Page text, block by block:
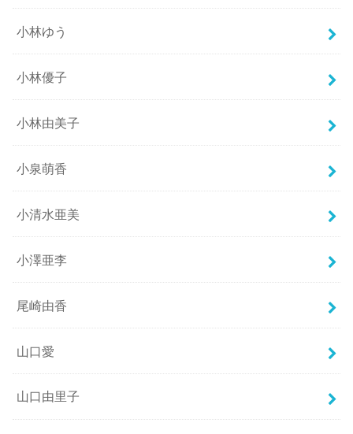
小林ゆう
小林優子
小林由美子
小泉萌香
小清水亜美
小澤亜李
尾崎由香
山口愛
山口由里子